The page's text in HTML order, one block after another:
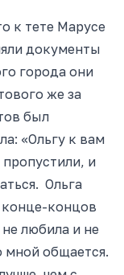
к тете Марусе
документы
города они
же за
был
«Ольгу к вам
пропустили, и
Ольга
конце-концов
любила и не
мной общается.